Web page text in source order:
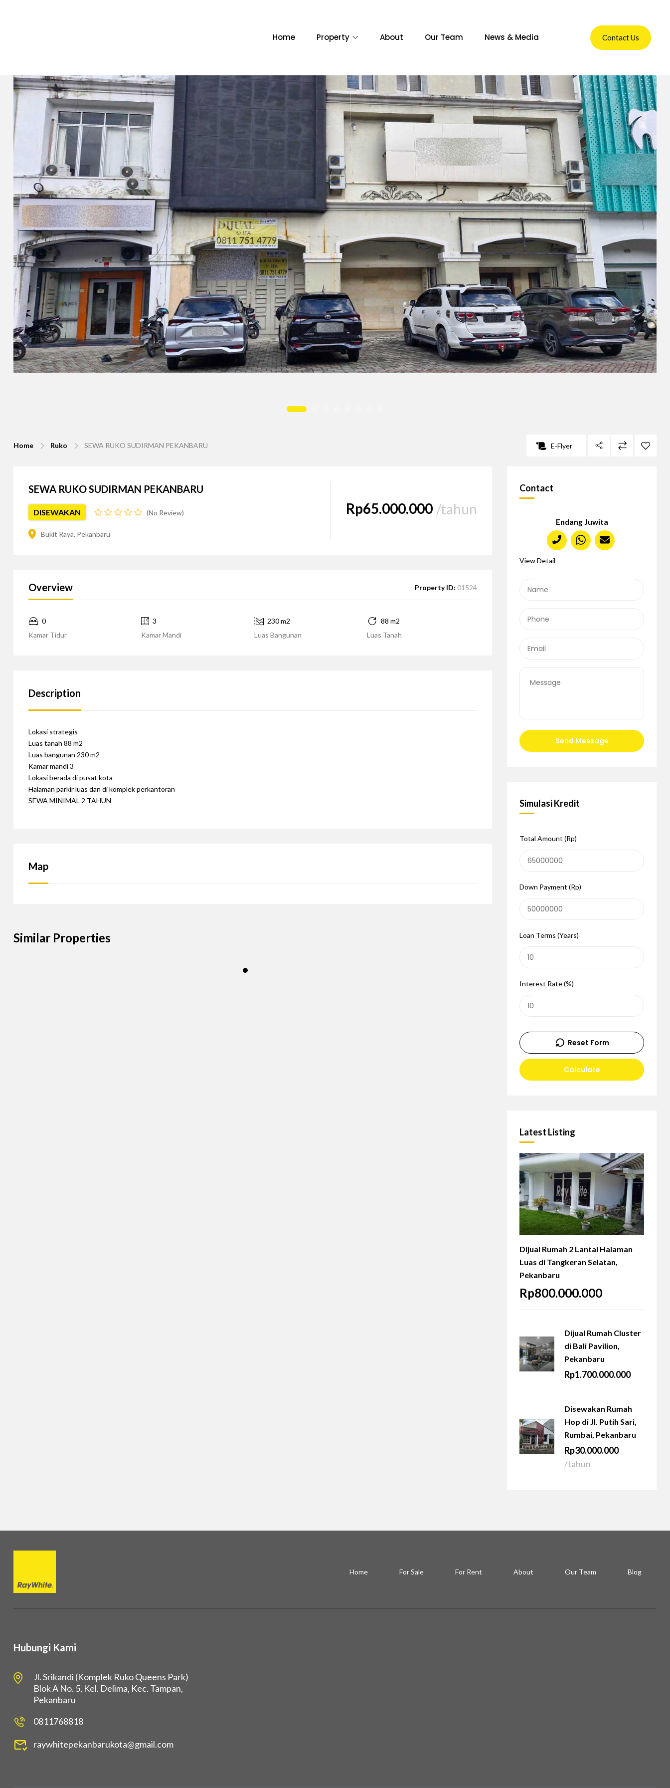
Home Property About Our Team News & Media Contact Us
Home Ruko SEWA RUKO SUDIRMAN PEKANBARU E-Flyer
SEWA RUKO SUDIRMAN PEKANBARU
DISEWAKAN No Review
Bukit Raya, Pekanbaru
Rp65.000.000 /tahun
Overview Property ID: 01524
Kamar Tidur
0
Kamar Mandi
3
Luas Bangunan
230 m2
Luas Tanah
88 m2
Description
Lokasi strategis
Luas tanah 88 m2
Luas bangunan 230 m2
Kamar mandi 3
Lokasi berada di pusat kota
Halaman parkir luas dan di komplek perkantoran
SEWA MINIMAL 2 TAHUN
Map
Similar Properties
Contact
Endang Juwita
View Detail
Send Message
Simulasi Kredit
Total Amount (Rp)
Down Payment (Rp)
Loan Terms (Years)
Interest Rate (%)
Calculate
Reset Form
Latest Listing
Dijual Rumah 2 Lantai Halaman
Luas di Tangkeran Selatan,
Pekanbaru
Rp800.000.000
Dijual Rumah Cluster
di Bali Pavilion,
Pekanbaru
Rp1.700.000.000
Disewakan Rumah
Hop di Jl. Putih Sari,
Rumbai, Pekanbaru
Rp30.000.000
/tahun
Home For Sale For Rent About Our Team Blog
Hubungi Kami
Jl. Srikandi (Komplek Ruko Queens Park)
Blok A No. 5, Kel. Delima, Kec. Tampan,
Pekanbaru
0811768818
raywhitepekanbarukota@gmail.com